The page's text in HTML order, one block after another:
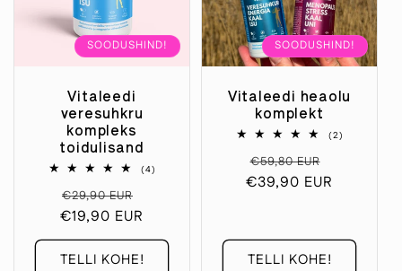
SOODUSHIND!
Vitaleedi
veresuhkru
kompleks
toidulisand
(4)
Tavaline
hind
€29,90 EUR
€19,90 EUR
TELLI KOHE!
SOODUSHIND!
Vitaleedi heaolu
komplekt
(2)
Tavaline
hind
€59,80 EUR
€39,90 EUR
TELLI KOHE!